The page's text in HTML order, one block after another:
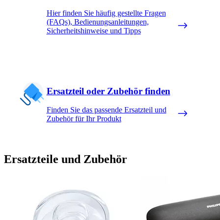
Hier finden Sie häufig gestellte Fragen
(FAQs), Bedienungsanleitungen,
Sicherheitshinweise und Tipps
Ersatzteil oder Zubehör finden
Finden Sie das passende Ersatzteil und
Zubehör für Ihr Produkt
Ersatzteile und Zubehör